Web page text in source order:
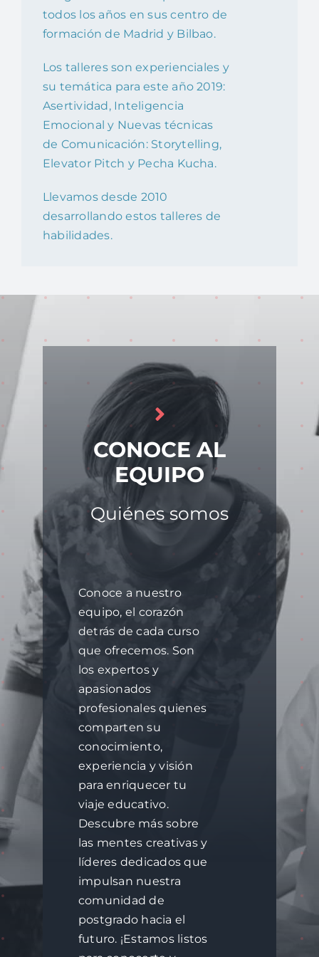
todos los años en sus centro de
formación de Madrid y Bilbao.
Los talleres son experienciales y
su temática para este año 2019:
Asertividad, Inteligencia
Emocional y Nuevas técnicas
de Comunicación: Storytelling,
Elevator Pitch y Pecha Kucha.
Llevamos desde 2010
desarrollando estos talleres de
habilidades.
CONOCE AL
EQUIPO
Quiénes somos
Conoce a nuestro
equipo, el corazón
detrás de cada curso
que ofrecemos. Son
los expertos y
apasionados
profesionales quienes
comparten su
conocimiento,
experiencia y visión
para enriquecer tu
viaje educativo.
Descubre más sobre
las mentes creativas y
líderes dedicados que
impulsan nuestra
comunidad de
postgrado hacia el
futuro. ¡Estamos listos